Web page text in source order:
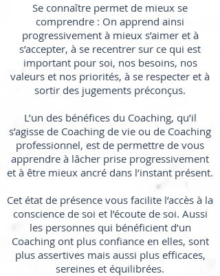
Se connaître permet de mieux se
comprendre : On apprend ainsi
progressivement à mieux s’aimer et à
s’accepter, à se recentrer sur ce qui est
important pour soi, nos besoins, nos
valeurs et nos priorités, à se respecter et à
sortir des jugements préconçus.
L’un des bénéfices du Coaching, qu’il
s’agisse de Coaching de vie ou de Coaching
professionnel, est de permettre de vous
apprendre à lâcher prise progressivement
et à être mieux ancré dans l’instant présent.
Cet état de présence vous facilite l’accès à la
conscience de soi et l’écoute de soi. Aussi
les personnes qui bénéficient d’un
Coaching ont plus confiance en elles, sont
plus assertives mais aussi plus efficaces,
sereines et équilibrées.